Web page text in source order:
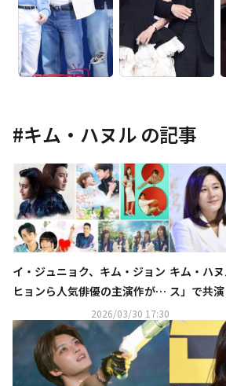
#キム・ハヌル の記事
イ・ジュニョク、キム・ジョン
ヒョンら人気俳優の主演作が
続々！「花郎＜ファラン＞」
も…4月のCSホームドラマチャ
ンネルも豊富
2026/03/30 17:30
キム・ハ
ス」で共
ンと24年
の放送が